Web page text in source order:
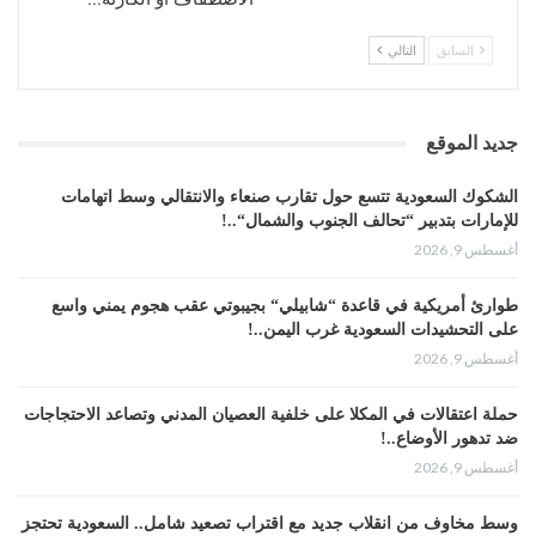
إذن، كيف يجرؤ نتنياهو على زيارة هاتين
المدينتين بالذات، وهما معقلا الحركة الإسلامية؟
ناهيك باستقبال رئيس بلدية أم الفحم لنتنياهو
يبدو أنّ نتنياهو نجح في استمالة أعضاء الحركة
الإسلامية في “القائمة المشتركة” للكنيست،
واستطاع ليّ ذراعها من خلال علاقاتها الخارجية
بالقوى المطبّعة مع الاحتلال، فأذعنت بسيادة
الإسلامية، الممثّلة في الكنيست الصهيوني،
مجالاً للمناورة.
كيف لها أن ترفض، في حين أنّ أقطاب
“المشتركة” جميعاً، برئاسة أيمن عودة (الجبهة)،
واجهت حركة المقاطعة الوطنية في الكنيست
بالسؤال المتكرر “ما هو بديلكم؟” وشعاراتٍ على
غرار “لنكن واقعيين!” و”نريد التأثير من الداخل!”.
السابق التالي
جديد الموقع
الشكوك السعودية تتسع حول تقارب صنعاء والانتقالي وسط اتهامات
للإمارات بتدبير “تحالف الجنوب والشمال“..!
أغسطس 9, 2026
طوارئ أمريكية في قاعدة “شابيلي“ بجيبوتي عقب هجوم يمني واسع
على التحشيدات السعودية غرب اليمن..!
أغسطس 9, 2026
حملة اعتقالات في المكلا على خلفية العصيان المدني وتصاعد الاحتجاجات
ضد تدهور الأوضاع..!
أغسطس 9, 2026
وسط مخاوف من انقلاب جديد مع اقتراب تصعيد شامل.. السعودية تحتجز